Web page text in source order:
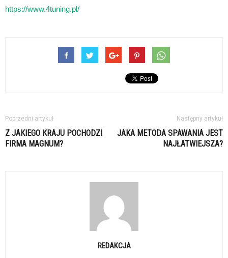
https://www.4tuning.pl/
Poprzedni artykuł
Z JAKIEGO KRAJU POCHODZI
FIRMA MAGNUM?
Następny artykuł
JAKA METODA SPAWANIA JEST
NAJŁATWIEJSZA?
REDAKCJA